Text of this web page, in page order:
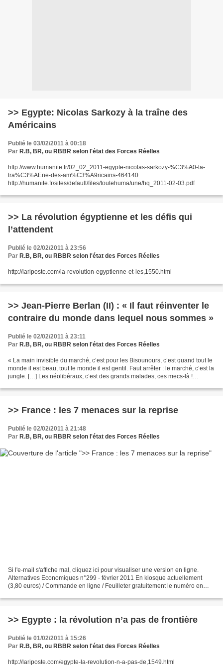
>> Egypte: Nicolas Sarkozy à la traîne des
Américains
Publié le 03/02/2011 à 00:18
Par R.B, BR, ou RBBR selon l'état des Forces Réelles
http://www.humanite.fr/02_02_2011-egypte-nicolas-sarkozy-%C3%A0-la-
tra%C3%AEne-des-am%C3%A9ricains-464140
http://humanite.fr/sites/default/files/toutehuma/une/hq_2011-02-03.pdf
>> La révolution égyptienne et les défis qui
l’attendent
Publié le 02/02/2011 à 23:56
Par R.B, BR, ou RBBR selon l'état des Forces Réelles
http://lariposte.com/la-revolution-egyptienne-et-les,1550.html
>> Jean-Pierre Berlan (II) : « Il faut réinventer le
contraire du monde dans lequel nous sommes »
Publié le 02/02/2011 à 23:11
Par R.B, BR, ou RBBR selon l'état des Forces Réelles
« La main invisible du marché, c’est pour les Bisounours, c’est quand tout le
monde il est beau, tout le monde il est gentil. Faut arrêter : le marché, c’est la
jungle. […] Les néolibéraux, c’est des grands malades, ces mecs-là !
>> France : les 7 menaces sur la reprise
Publié le 02/02/2011 à 21:48
Par R.B, BR, ou RBBR selon l'état des Forces Réelles
Si l'e-mail s'affiche mal, cliquez ici pour visualiser une version en ligne.
Alternatives Economiques n°299 - février 2011 En kiosque actuellement
(3,80 euros) / Commande en ligne / Feuilleter gratuitement le numéro en
>> Egypte : la révolution n’a pas de frontière
Publié le 01/02/2011 à 15:26
Par R.B, BR, ou RBBR selon l'état des Forces Réelles
http://lariposte.com/egypte-la-revolution-n-a-pas-de,1549.html